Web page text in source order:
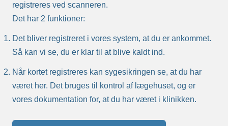
registreres ved scanneren.
Det har 2 funktioner:
Det bliver registreret i vores system, at du er ankommet.
Så kan vi se, du er klar til at blive kaldt ind.
Når kortet registreres kan sygesikringen se, at du har
været her. Det bruges til kontrol af lægehuset, og er
vores dokumentation for, at du har været i klinikken.